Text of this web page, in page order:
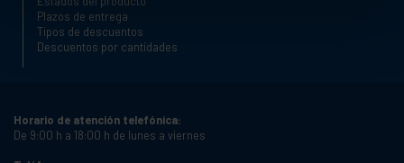
Plazos de entrega
Tipos de descuentos
Descuentos por cantidades
Horario de atención telefónica:
De 9:00 h a 18:00 h de lunes a viernes